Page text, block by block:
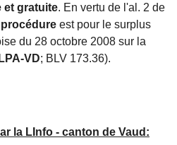
et gratuite. En vertu de l'al. 2 de
procédure est pour le surplus
du 28 octobre 2008 sur la
LPA-VD; BLV 173.36).
la LInfo - canton de Vaud: